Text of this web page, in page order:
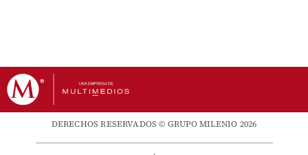
DERECHOS RESERVADOS © GRUPO MILENIO 2026